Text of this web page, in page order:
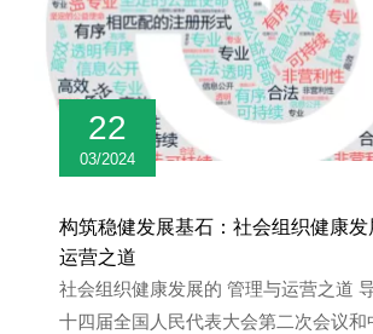
22
03/2024
构筑稳健发展基石：社会组织健康
运营之道
社会组织健康发展的 管理与运营之道
十四届全国人民代表大会第二次会议和